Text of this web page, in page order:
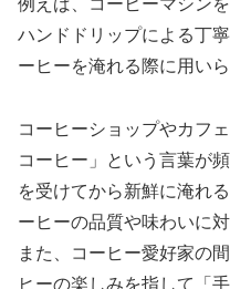
例えば、コーヒーマシン
ハンドドリップによる丁
ーヒーを淹れる際に用いら
コーヒーショップやカフ
コーヒー」という言葉が
を受けてから新鮮に淹れ
ーヒーの品質や味わいに
また、コーヒー愛好家の
ヒーの楽しみを指して「